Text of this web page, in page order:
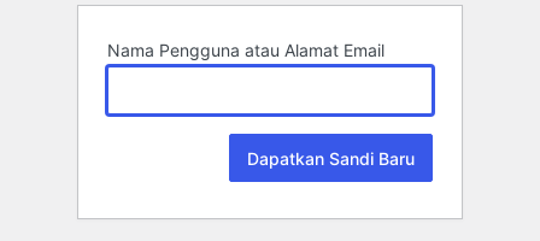
Nama Pengguna atau Alamat Email